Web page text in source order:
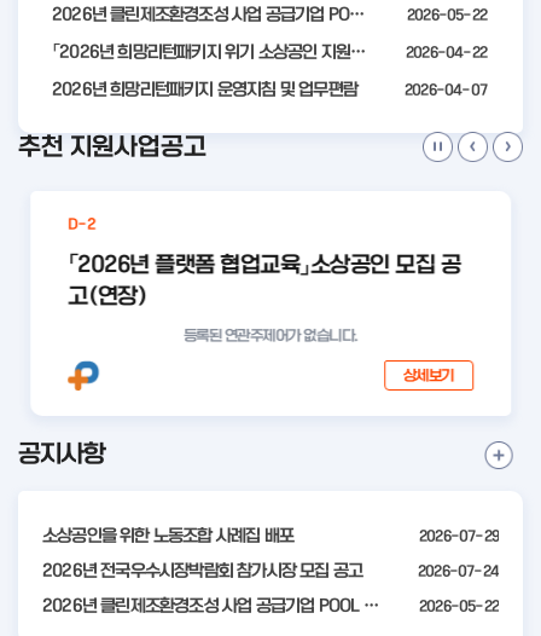
2026년 클린제조환경조성 사업 공급기업 POOL 안내 2026-05-22
「2026년 희망리턴패키지 위기 소상공인 지원」모집 통합 2차 수정 공고 2026-04-22
2026년 희망리턴패키지 운영지침 및 업무편람 2026-04-07
추천 지원사업공고
D-2
「2026년 플랫폼 협업교육」소상공인 모집 공
고(연장)
등록된 연관주제어가 없습니다.
상세보기
I공지사항
소상공인을 위한 노동조합 사례집 배포 2026-07-29
2026년 전국우수시장박람회 참가시장 모집 공고 2026-07-24
2026년 클린제조환경조성 사업 공급기업 POOL 안내 2026-05-22
공
항
보
기